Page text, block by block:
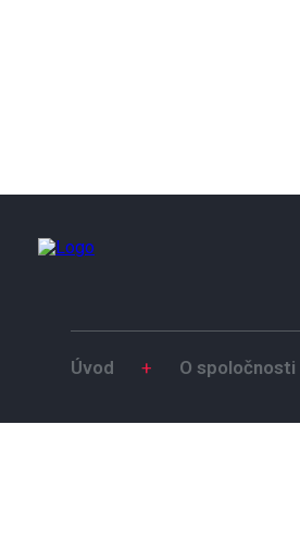
Úvod + O spoločnosti